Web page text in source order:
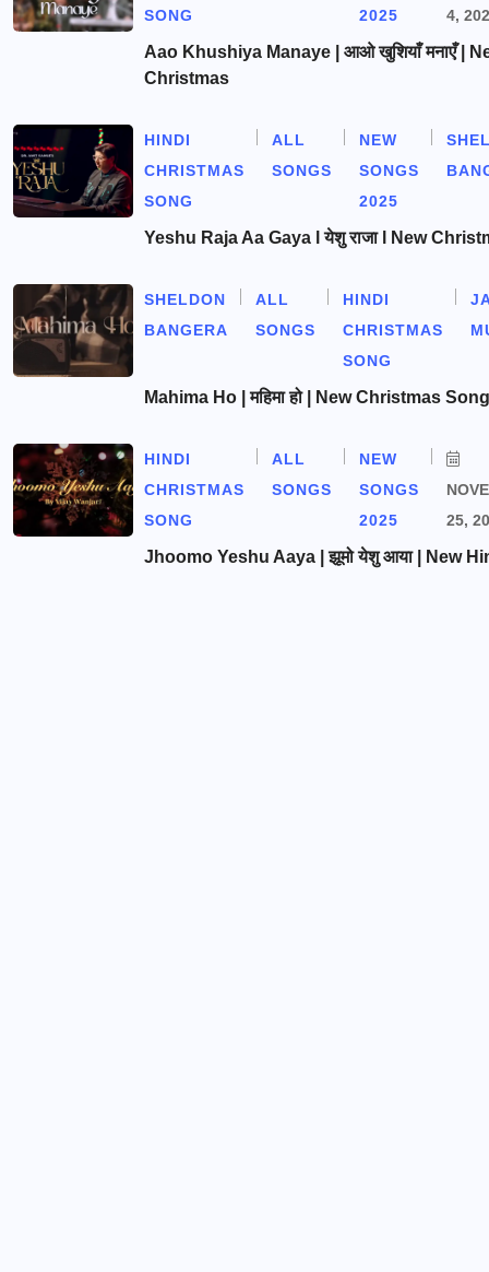
SONG
2025
4,
Aao Khushiya Manaye | आओ खुशियाँ मनाएँ |
Christmas
HINDI
CHRISTMAS
SONG
ALL
SONGS
NEW
SONGS
2025
Yeshu Raja Aa Gaya l येशु राजा l New
SHELDON
BANGERA
ALL
SONGS
HINDI
CHRISTMAS
SONG
Mahima Ho | महिमा हो | New Christmas Song
HINDI
CHRISTMAS
SONG
ALL
SONGS
NEW
SONGS
2025
25,
Jhoomo Yeshu Aaya | झूमो येशु आया | New